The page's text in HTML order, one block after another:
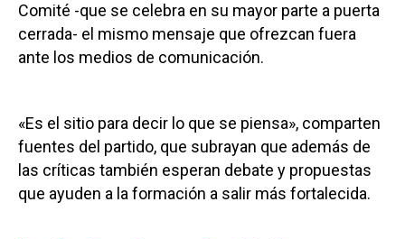
Comité -que se celebra en su mayor parte a puerta
cerrada- el mismo mensaje que ofrezcan fuera
ante los medios de comunicación.
«Es el sitio para decir lo que se piensa», comparten
fuentes del partido, que subrayan que además de
las críticas también esperan debate y propuestas
que ayuden a la formación a salir más fortalecida.